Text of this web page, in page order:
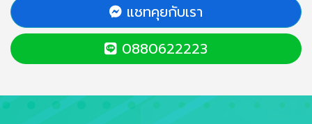
แชทคุยกับเรา
0880622223